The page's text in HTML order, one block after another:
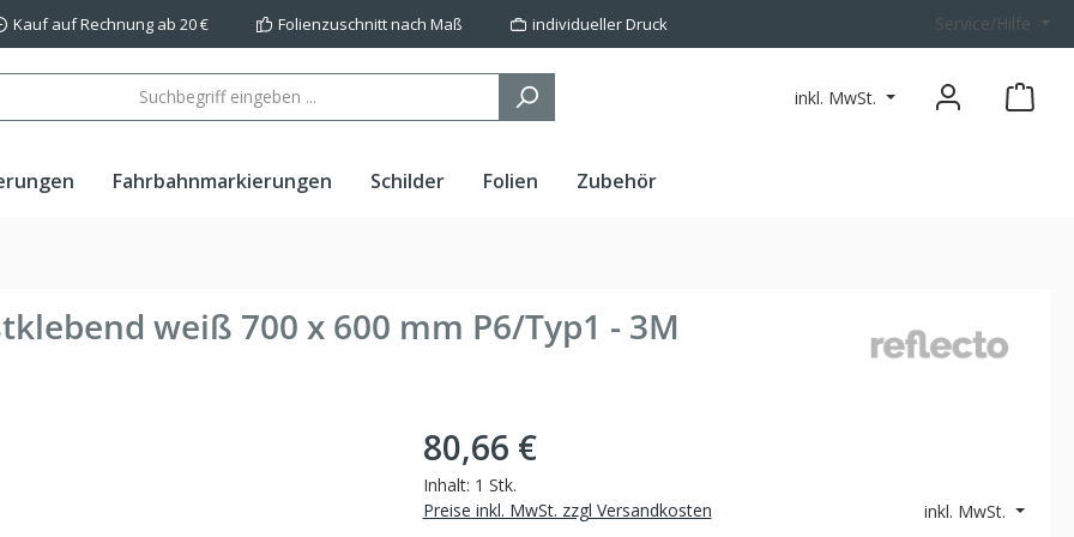
Kauf auf Rechnung ab 20 € Folienzuschnitt nach Maß individueller Druck Service/Hilfe
inkl. MwSt.
Fahrbahnmarkierungen Schilder Folien Zubehör
weiß 700 x 600 mm P6/Typ1 - 3M
80,66 €
Inhalt: 1 Stk.
inkl. MwSt.
Preise inkl. MwSt. zzgl Versandkosten